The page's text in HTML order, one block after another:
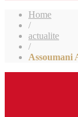
Home
/
actualite
/
Assoumani